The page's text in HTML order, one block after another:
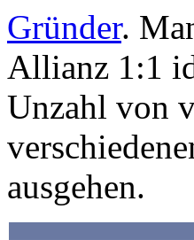
Gründer.
Allianz 1:1
Unzahl von
ausgehen.